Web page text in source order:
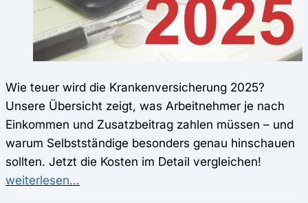
Wie teuer wird die Krankenversicherung 2025?
Unsere Übersicht zeigt, was Arbeitnehmer je nach
Einkommen und Zusatzbeitrag zahlen müssen – und
warum Selbstständige besonders genau hinschauen
sollten. Jetzt die Kosten im Detail vergleichen!
weiterlesen...